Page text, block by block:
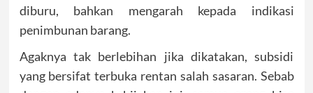
diburu, bahkan mengarah kepada indikasi
penimbunan barang.
Agaknya tak berlebihan jika dikatakan, subsidi
yang bersifat terbuka rentan salah sasaran. Sebab